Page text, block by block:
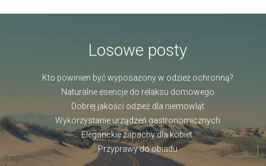
Losowe posty
Kto powinien być wyposażony w odzież ochronną?
Naturalne esencje do relaksu domowego
Dobrej jakości odzież dla niemowląt
Wykorzystanie urządzeń gastronomicznych
Eleganckie zapachy dla kobiet.
Przyprawy do obiadu